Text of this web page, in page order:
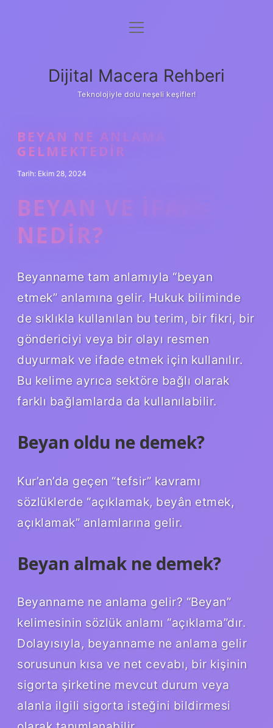
Anasayfa
Yasal Uyarı
menüyü
Dijital Macera Rehberi
Teknolojiyle dolu neşeli keşifler!
BEYAN NE ANLAMA
GELMEKTEDIR
Tarih: Ekim 28, 2024
BEYAN VE IFADE
NEDIR?
Beyanname tam anlamıyla “beyan
etmek” anlamına gelir. Hukuk biliminde
de sıklıkla kullanılan bu terim, bir fikri, bir
göndericiyi veya bir olayı resmen
duyurmak ve ifade etmek için kullanılır.
Bu kelime ayrıca sektöre bağlı olarak
farklı bağlamlarda da kullanılabilir.
Beyan oldu ne demek?
Kur’an’da geçen “tefsir” kavramı
sözlüklerde “açıklamak, beyân etmek,
açıklamak” anlamlarına gelir.
Beyan almak ne demek?
Beyanname ne anlama gelir? “Beyan”
kelimesinin sözlük anlamı “açıklama”dır.
Dolayısıyla, beyanname ne anlama gelir
sorusunun kısa ve net cevabı, bir kişinin
sigorta şirketine mevcut durum veya
alanla ilgili sigorta isteğini bildirmesi